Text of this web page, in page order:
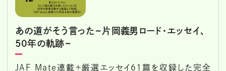
あの道がそう言った~片岡義男ロード・エッセイ、
50年の軌跡~
JAF Mate連載＋厳選エッセイ61篇を収録した完全